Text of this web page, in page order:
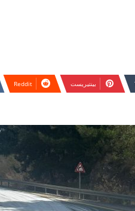
بينتيريست